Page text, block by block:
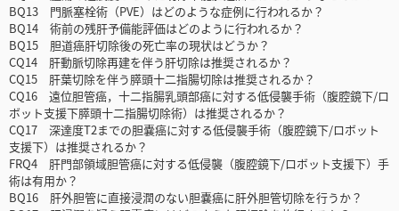
BQ13 門脈塞栓術（PVE）はどのような症例に行われるか？
BQ14 術前の残肝予備能評価はどのように行われるか？
BQ15 胆道癌肝切除後の死亡率の現状はどうか？
CQ14 肝動脈切除再建を伴う肝切除は推奨されるか？
CQ15 肝葉切除を伴う膵頭十二指腸切除は推奨されるか？
CQ16 遠位胆管癌，十二指腸乳頭部癌に対する低侵襲手術（腹腔鏡下/ロ
ボット支援下膵頭十二指腸切除術）は推奨されるか？
CQ17 深達度T2までの胆嚢癌に対する低侵襲手術（腹腔鏡下/ロボット
支援下）は推奨されるか？
FRQ4 肝門部領域胆管癌に対する低侵襲（腹腔鏡下/ロボット支援下）手
術は有用か？
BQ16 肝外胆管に直接浸潤のない胆嚢癌に肝外胆管切除を行うか？